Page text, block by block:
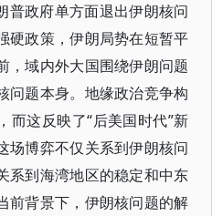
普政府单方面退出伊朗核问
硬政策，伊朗局势在短暂平
，域内外大国围绕伊朗问题
问题本身。地缘政治竞争构
而这反映了“后美国时代”新
场博弈不仅关系到伊朗核问
系到海湾地区的稳定和中东
前背景下，伊朗核问题的解